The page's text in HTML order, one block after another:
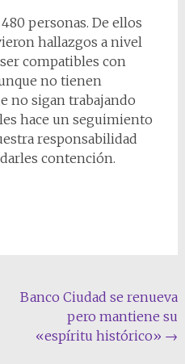
personas. De ellos
hallazgos a nivel
compatibles con
no tienen
no sigan trabajando
hace un seguimiento
responsabilidad
contención.
Banco Ciudad se renueva
pero mantiene su
«espíritu histórico» →